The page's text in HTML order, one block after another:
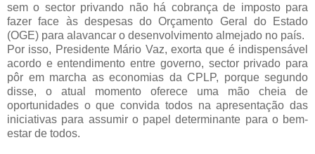
sem o sector privando não há cobrança de imposto para
fazer face às despesas do Orçamento Geral do Estado
(OGE) para alavancar o desenvolvimento almejado no país.
Por isso, Presidente Mário Vaz, exorta que é indispensável
acordo e entendimento entre governo, sector privado para
pôr em marcha as economias da CPLP, porque segundo
disse, o atual momento oferece uma mão cheia de
oportunidades o que convida todos na apresentação das
iniciativas para assumir o papel determinante para o bem-
estar de todos.